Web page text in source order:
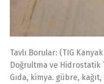
Tavlı Borular: (TIG
Doğrultma ve Hidrostatik
Gıda, kimya. gübre,